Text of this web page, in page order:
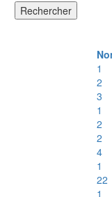
Rechercher
1
2
3
1
2
2
4
1
22
1